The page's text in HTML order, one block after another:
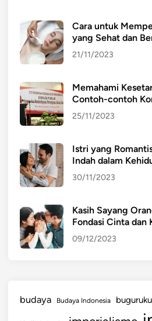
Cara untuk
yang Sehat dan
21/11/2023
Memahami
Contoh-contoh
25/11/2023
Istri yang
Indah dalam
30/11/2023
Kasih Sayang
Fondasi Cinta dan
09/12/2023
budaya Budaya Indonesia buguruku